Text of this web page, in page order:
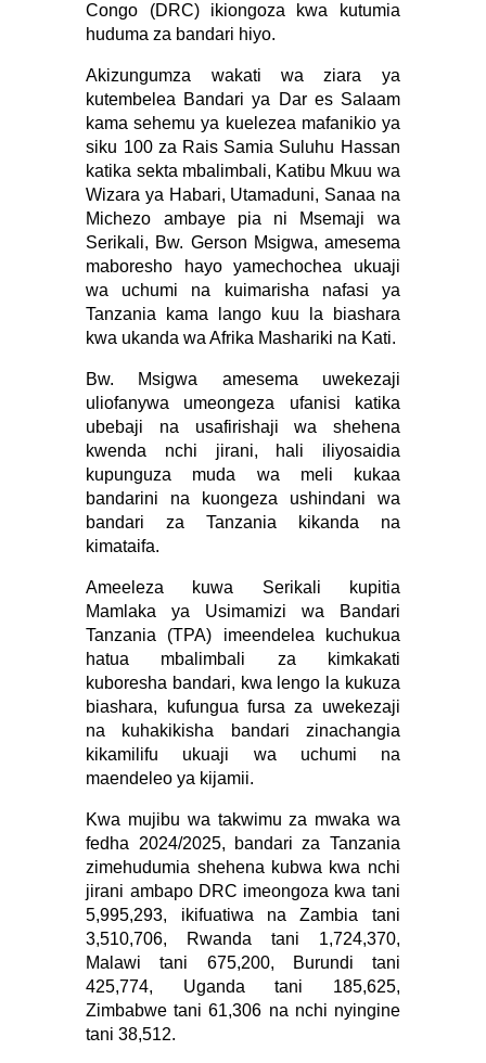
Congo (DRC) ikiongoza kwa kutumia
huduma za bandari hiyo.
Akizungumza wakati wa ziara ya
kutembelea Bandari ya Dar es Salaam
kama sehemu ya kuelezea mafanikio ya
siku 100 za Rais Samia Suluhu Hassan
katika sekta mbalimbali, Katibu Mkuu wa
Wizara ya Habari, Utamaduni, Sanaa na
Michezo ambaye pia ni Msemaji wa
Serikali, Bw. Gerson Msigwa, amesema
maboresho hayo yamechochea ukuaji
wa uchumi na kuimarisha nafasi ya
Tanzania kama lango kuu la biashara
kwa ukanda wa Afrika Mashariki na Kati.
Bw. Msigwa amesema uwekezaji
uliofanywa umeongeza ufanisi katika
ubebaji na usafirishaji wa shehena
kwenda nchi jirani, hali iliyosaidia
kupunguza muda wa meli kukaa
bandarini na kuongeza ushindani wa
bandari za Tanzania kikanda na
kimataifa.
Ameeleza kuwa Serikali kupitia
Mamlaka ya Usimamizi wa Bandari
Tanzania (TPA) imeendelea kuchukua
hatua mbalimbali za kimkakati
kuboresha bandari, kwa lengo la kukuza
biashara, kufungua fursa za uwekezaji
na kuhakikisha bandari zinachangia
kikamilifu ukuaji wa uchumi na
maendeleo ya kijamii.
Kwa mujibu wa takwimu za mwaka wa
fedha 2024/2025, bandari za Tanzania
zimehudumia shehena kubwa kwa nchi
jirani ambapo DRC imeongoza kwa tani
5,995,293, ikifuatiwa na Zambia tani
3,510,706, Rwanda tani 1,724,370,
Malawi tani 675,200, Burundi tani
425,774, Uganda tani 185,625,
Zimbabwe tani 61,306 na nchi nyingine
tani 38,512.